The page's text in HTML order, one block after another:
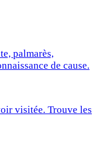
palmarès,
de cause.
visitée. Trouve les